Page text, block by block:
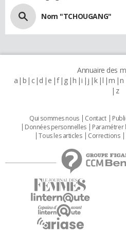
Nom "TCHOUGANG"
Annuaire des
a b c d e f g h i j k l m n
z
Qui sommes nous Contact
Données personnelles
Paramétrer
Tous les articles
Corrections